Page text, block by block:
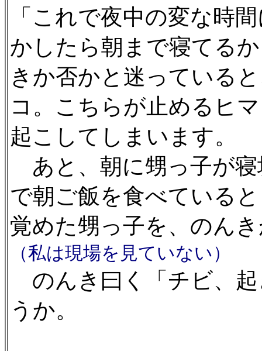
「これで夜中の変な時
かしたら朝まで寝てる
きか否かと迷っている
コ。こちらが止めるヒ
起こしてしまいます。
あと、朝に甥っ子が
で朝ご飯を食べている
覚めた甥っ子を、のん
（私は現場を見ていない）
のんき曰く「チビ、
うか。